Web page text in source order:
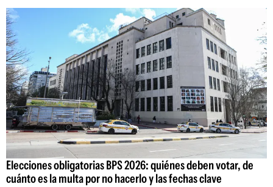
Elecciones obligatorias BPS 2026: quiénes deben votar, de
cuánto es la multa por no hacerlo y las fechas clave